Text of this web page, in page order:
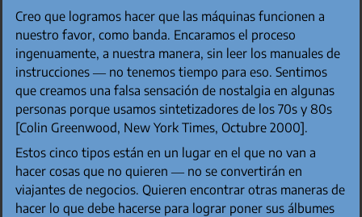
Creo que logramos hacer que las máquinas funcionen a
nuestro favor, como banda. Encaramos el proceso
ingenuamente, a nuestra manera, sin leer los manuales de
instrucciones — no tenemos tiempo para eso. Sentimos
que creamos una falsa sensación de nostalgia en algunas
personas porque usamos sintetizadores de los 70s y 80s
[Colin Greenwood, New York Times, Octubre 2000].
Estos cinco tipos están en un lugar en el que no van a
hacer cosas que no quieren — no se convertirán en
viajantes de negocios. Quieren encontrar otras maneras de
hacer lo que debe hacerse para lograr poner sus álbumes